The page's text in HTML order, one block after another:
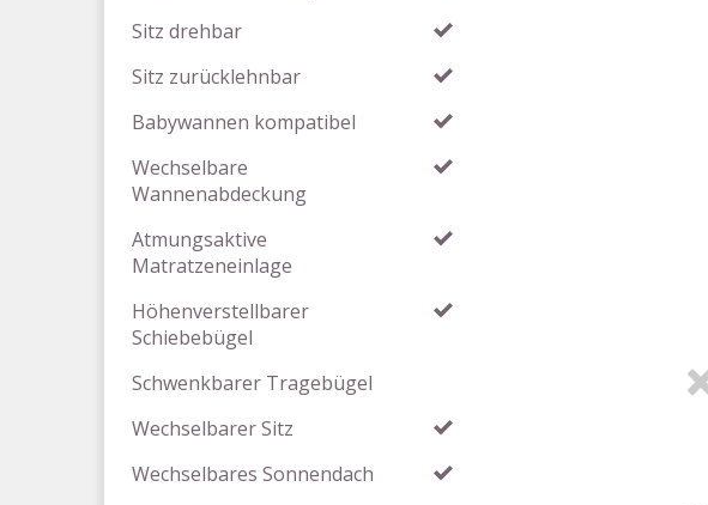
Sitz drehbar
Sitz zurücklehnbar
Babywannen kompatibel
Wechselbare
Wannenabdeckung
Atmungsaktive
Matratzeneinlage
Höhenverstellbarer
Schiebebügel
Schwenkbarer Tragebügel
Wechselbarer Sitz
Wechselbares Sonnendach